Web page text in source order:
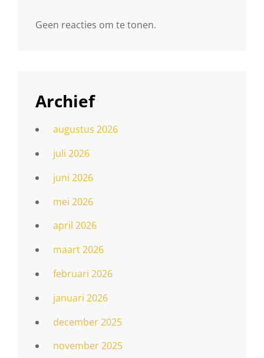
Geen reacties om te tonen.
Archief
augustus 2026
juli 2026
juni 2026
mei 2026
april 2026
maart 2026
februari 2026
januari 2026
december 2025
november 2025